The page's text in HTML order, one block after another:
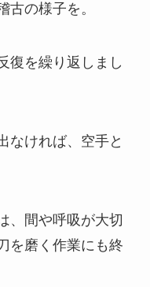
古の様子を。
復を繰り返しまし
なければ、空手と
、間や呼吸が大切
を磨く作業にも終